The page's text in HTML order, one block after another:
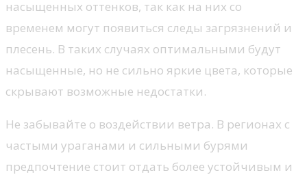
насыщенных оттенков, так как на них со
временем могут появиться следы загрязнений и
плесень. В таких случаях оптимальными будут
насыщенные, но не сильно яркие цвета, которые
скрывают возможные недостатки.
Не забывайте о воздействии ветра. В регионах с
частыми ураганами и сильными бурями
предпочтение стоит отдать более устойчивым и